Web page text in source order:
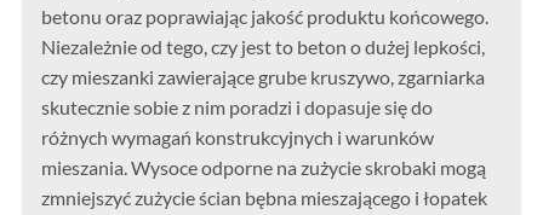
betonu oraz poprawiając jakość produktu końcowego.
Niezależnie od tego, czy jest to beton o dużej lepkości,
czy mieszanki zawierające grube kruszywo, zgarniarka
skutecznie sobie z nim poradzi i dopasuje się do
różnych wymagań konstrukcyjnych i warunków
mieszania. Wysoce odporne na zużycie skrobaki mogą
zmniejszyć zużycie ścian bębna mieszającego i łopatek